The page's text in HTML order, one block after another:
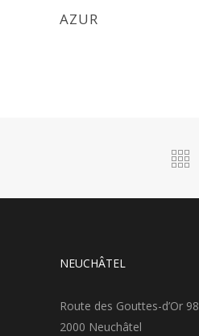
AZUR
NEUCHÂTEL
Route des Gouttes-d’Or 98
2000 Neuchâtel